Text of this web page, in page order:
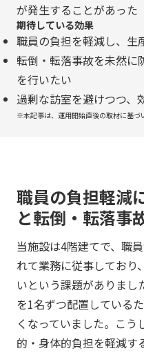
が発生することがあった
期待している効果
職員の負担を軽減し、生
転倒・転落事故を未然に
を行いたい
過剰な訪室を避けつつ、
※本記事は、運用開始直後の取材に基づ
職員の負担軽減
と転倒・転落事
当施設は4階建てで、職
れて業務に従事しており
いという課題がありまし
を1名ずつ配置している
くなっていました。こ
的・身体的負担を軽減す